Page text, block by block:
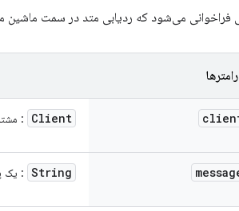
فراخوانی می‌شود که ردیابی متد در سمت
Client
:
String : یک